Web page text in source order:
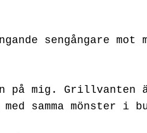
sengångare mot
mig. Grillvanten
samma mönster i